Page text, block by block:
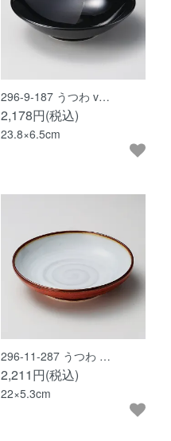
296-9-187 うつわ v…
2,178円(税込)
23.8×6.5cm
296-11-287 うつわ …
2,211円(税込)
22×5.3cm